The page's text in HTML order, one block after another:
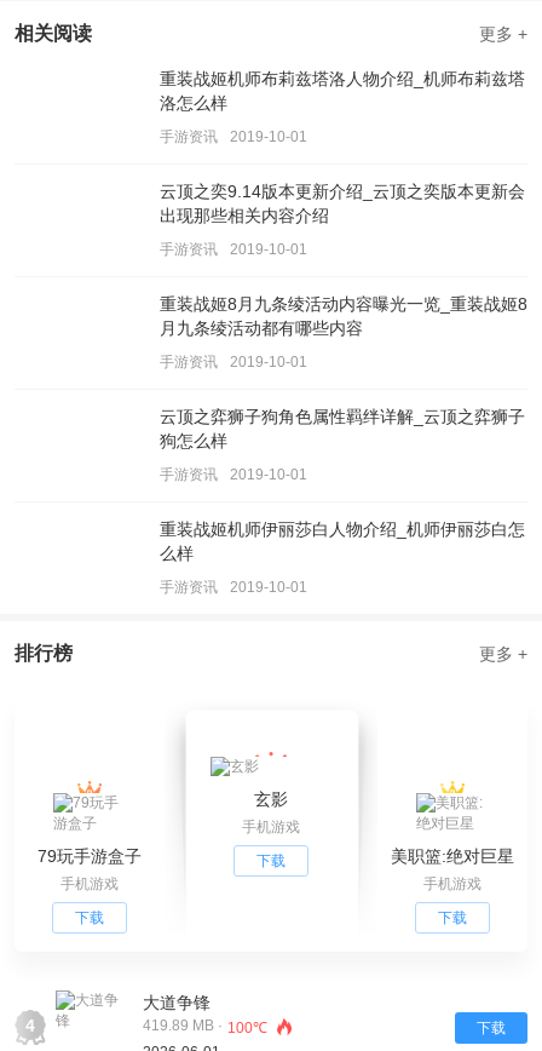
相关阅读 更多 +
重装战姬机师布莉兹塔洛人物介绍_机师布莉兹塔
洛怎么样
手游资讯 2019-10-01
云顶之奕9.14版本更新介绍_云顶之奕版本更新会
出现那些相关内容介绍
手游资讯 2019-10-01
重装战姬8月九条绫活动内容曝光一览_重装战姬8
月九条绫活动都有哪些内容
手游资讯 2019-10-01
云顶之弈狮子狗角色属性羁绊详解_云顶之弈狮子
狗怎么样
手游资讯 2019-10-01
重装战姬机师伊丽莎白人物介绍_机师伊丽莎白怎
么样
手游资讯 2019-10-01
排行榜 更多 +
79玩手游盒子
手机游戏
下载
玄影
手机游戏
下载
美职篮:绝对巨星
手机游戏
下载
4
大道争锋
419.89 MB · 100℃
下载